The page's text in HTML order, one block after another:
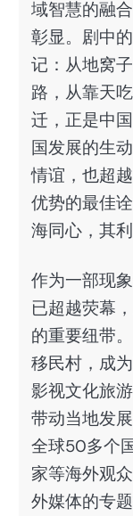
域智慧的融
彰显。剧中
记：从地窝
路，从靠天
迁，正是中
国发展的生
情谊，也超
优势的最佳
海同心，其利
作为一部现
已超越荧幕
的重要纽带
移民村，成
影视文化旅
带动当地发
全球50多个
家等海外观
外媒体的专